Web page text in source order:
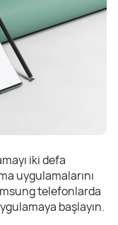
iki defa
uygulamalarını
telefonlarda
başlayın.